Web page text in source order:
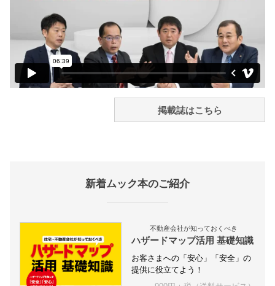
掲載誌はこちら
新着ムック本のご紹介
不動産会社が知っておくべき
ハザードマップ活用 基礎知識
お客さまへの「安心」「安全」の
提供に役立てよう！